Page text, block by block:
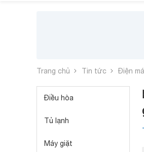
Trang chủ Tin tức Điện
Điều hòa
Tủ lạnh
Máy giặt